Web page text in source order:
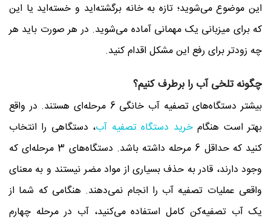
این موضوع می‌شوید؛ تازه به خانه برگشته‎‌‌اید و خسته‌اید یا این
که برای میزبانی یک مهمانی آماده می‌شوید. در هر صورت باید هر
چه زودتر برای رفع این مشکل اقدام کنید.
چگونه تلخی آب را برطرف کنیم؟
بیشتر دستگاه‌های تصفیه آب خانگی 6 مرحله‌ای هستند. در واقع
بهتر است هنگامخرید دستگاه تصفیه آب، دستگاهی را انتخاب
کنید که حداقل 6 مرحله داشته باشد. دستگاه‌های 3 مرحله‌ای که
وجود دارند، قادر به حذف بسیاری از مواد مضر نیستند و به معنای
واقعی عملیات تصفیه آب را انجام نمی‌دهند. هنگامی که شما از
یک آب تصفیه‌کن کامل استفاده می‌کنید، آب در مرحله چهارم